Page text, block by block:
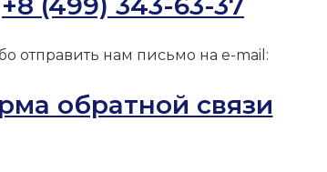
отправить нам письмо на e-mail:
обратной связи